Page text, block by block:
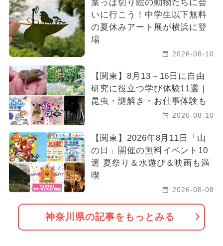
葉っぱ切り絵の動物たちに会
いに行こう！中学生以下無料
の夏休みアート展が横浜に登
場
2026-08-10
【関東】8月13～16日に自由
研究に役立つ学び体験11選｜
昆虫・謎解き・お仕事体験も
2026-08-10
【関東】2026年8月11日「山
の日」開催の無料イベント10
選 夏祭り＆水遊び＆映画も満
喫
2026-08-08
神奈川県の記事をもっとみる